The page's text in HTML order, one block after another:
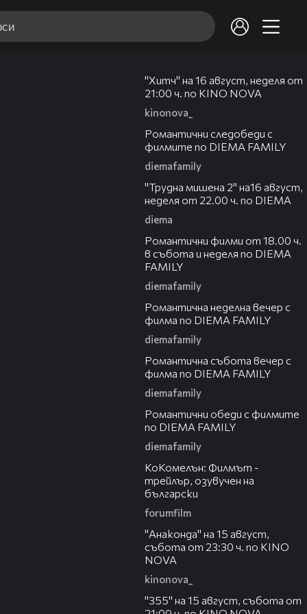
"Хитч" на 16 август, неделя от
21:00 ч. по KINO NOVA
kinonova_
Романтични следобеди с
филмите по DIEMA FAMILY
diemafamily
"Трудна мишена 2" на16 август,
неделя от 22.00 ч. по DIEMA
diema
Романтични филми от 18.00 ч.
в събота и неделя по DIEMA
FAMILY
diemafamily
Романтичнa неделна вечер с
филма по DIEMA FAMILY
diemafamily
Романтичнa събота вечер с
филма по DIEMA FAMILY
diemafamily
Романтични обеди с филмите
по DIEMA FAMILY
diemafamily
КоКомелън: Филмът -
трейлър, озувучен на
български
forumfilm
"Анаконда" на 15 август,
събота от 23:30 ч. по KINO
NOVA
kinonova_
"355" на 15 август, събота от